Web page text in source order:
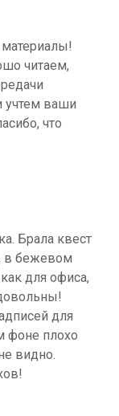
читаем,
учтем ваши
что
Брала квест
в бежевом
для офиса,
для
фоне плохо
видно.